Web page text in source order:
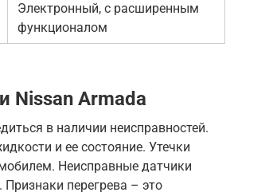
Электронный, с расширенным
функционалом
Nissan Armada
в наличии неисправностей.
и ее состояние. Утечки
Неисправные датчики
перегрева – это